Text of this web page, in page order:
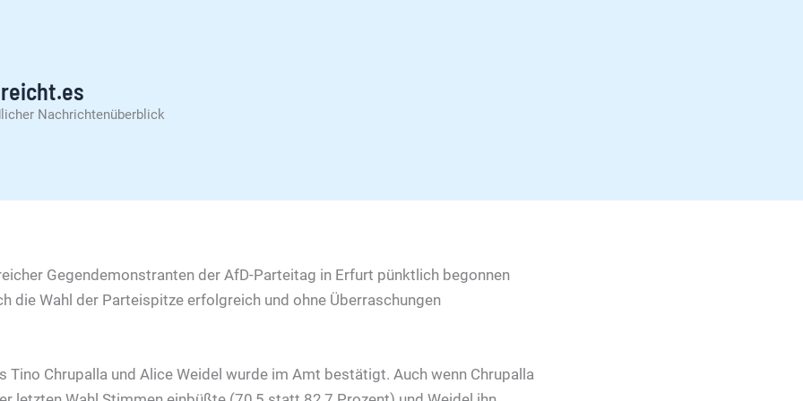
Nachrichtenüberblick
Gegendemonstranten der AfD-Parteitag in Erfurt pünktlich begonnen
die Wahl der Parteispitze erfolgreich und ohne Überraschungen
Tino Chrupalla und Alice Weidel wurde im Amt bestätigt. Auch wenn Chrupalla